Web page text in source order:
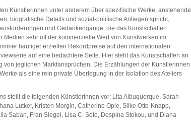
Künstlerinnen unter anderem über spezifische Werke, anstehende
biografische Details und sozial-politische Anliegen spricht,
und Gedankengänge, die das Kunstschaffen
Medien sehr oft der kommerzielle Wert von Kunstwerken im
häufiger erzielten Rekordpreise auf den internationalen
auf eine bedachtere Seite. Hier steht das Kunstschaffen an
von jeglichen Marktansprüchen. Die Erzählungen der Künstlerinnen
als eine rein private Überlegung in der Isolation des Ateliers
stellt die folgenden Künstlerinnen vor: Lita Albuquerque, Sarah
Lutker, Kristen Morgin, Catherine Opie, Silke Otto-Knapp,
Saban, Fran Siegel, Lisa C. Soto, Despina Stokou, und Diana